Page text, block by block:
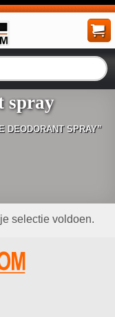
spray
DEODORANT SPRAY”
selectie voldoen.